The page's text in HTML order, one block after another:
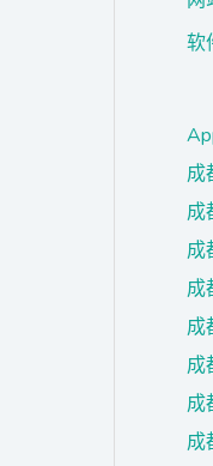
软
成
成
成
成
成
成
成
成